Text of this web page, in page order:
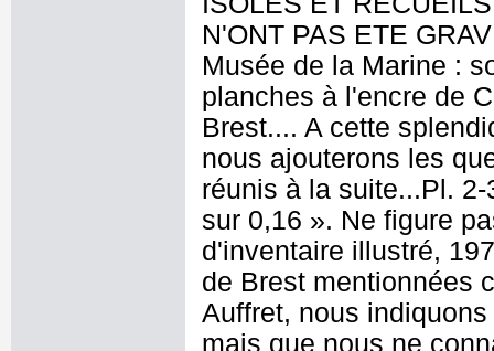
N'ONT PAS ETE
Musée de la Marine :
planches à l'encre de
Brest.... A cette
nous ajouterons les
réunis à la suite...Pl.
sur 0,16 ». Ne figure
d'inventaire illustré,
de Brest mentionnées
Auffret, nous
mais que nous ne